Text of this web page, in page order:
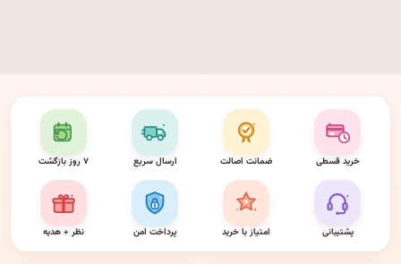
خرید قسطی ضمانت اصالت ارسال سریع ۷ روز بازگشت
پشتیبانی امتیاز با خرید پرداخت امن نظر + هدیه